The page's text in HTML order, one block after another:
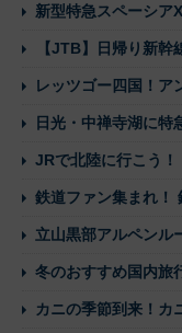
新型特急スペーシア
【JTB】日帰り新幹
レッツゴー四国！ア
日光・中禅寺湖に特
JRで北陸に行こう！
鉄道ファン集まれ！
立山黒部アルペンル
冬のおすすめ国内旅
カニの季節到来！カ